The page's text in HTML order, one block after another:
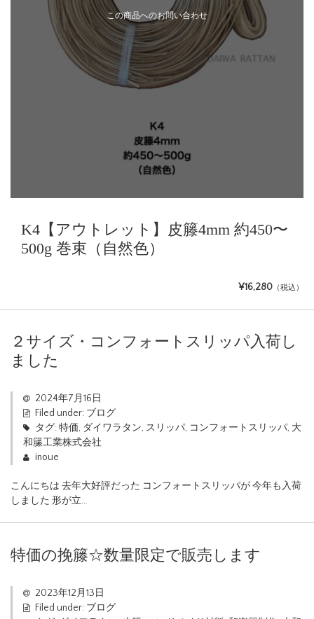
この商品へのお問い合わせ
K4【アウトレット】皮籐4mm 約450〜
500g 巻束（自然色）
¥16,280 （税込）
２サイズ・コンフォートスリッパ入荷し
ました
2024年7月16日
Filed under: ブログ
タグ:特価, ダイワラタン, スリッパ, コンフォートスリッパ, 大
和籘工業株式会社
inoue
こんにちは 去年大好評だった コンフォートスリッパが 今年も入荷
しました 形が立…
特価の挽籐☆数量限定で販売します
2023年12月13日
Filed under: ブログ